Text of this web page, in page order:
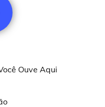
Ouve Aqui